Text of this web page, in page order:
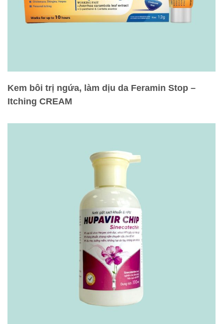
Kem bôi trị ngứa, làm dịu da Feramin Stop –
Itching CREAM